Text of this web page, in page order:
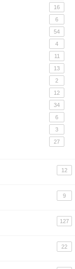
16
6
54
4
11
13
2
12
34
6
3
27
12
9
127
22